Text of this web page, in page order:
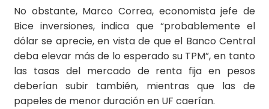
No obstante, Marco Correa, economista jefe de
Bice inversiones, indica que “probablemente el
dólar se aprecie, en vista de que el Banco Central
deba elevar más de lo esperado su TPM”, en tanto
las tasas del mercado de renta fija en pesos
deberían subir también, mientras que las de
papeles de menor duración en UF caerían.